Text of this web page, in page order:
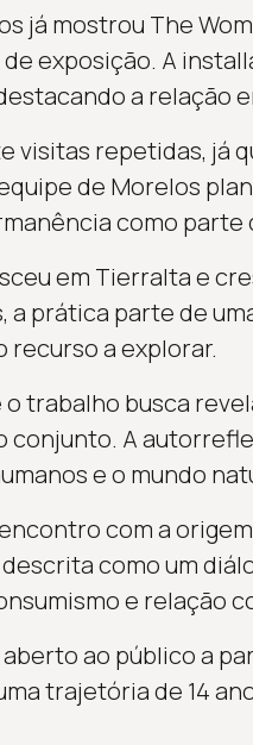
já mostrou The
exposição. A
a relação
repetidas, já
de Morelos
como parte
em Tierralta e
a prática parte de
recurso a explorar.
trabalho busca
conjunto. A
e o mundo
com a
como um
e relação
ao público a
trajetória de 14